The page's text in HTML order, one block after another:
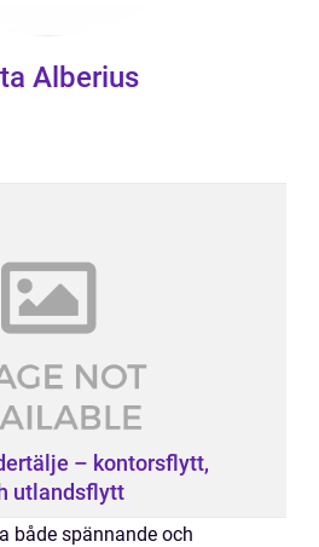
Alberius
– kontorsflytt,
utlandsflytt
både spännande och